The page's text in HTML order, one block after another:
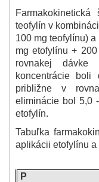
teofylín v
100 mg teofylínu)
mg etofylínu +
rovnakej dávke
koncentrácie boli
približne v
eliminácie bol 5,0
etofylín.
Tabuľka
aplikácii etofylínu
P